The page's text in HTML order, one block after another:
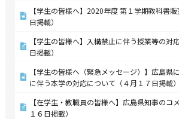
【学生の皆様へ】2020年度 第１学期教科書
日掲載）
【学生の皆様へ】入構禁止に伴う授業等の対
日掲載）
【学生の皆様へ（緊急メッセージ）】広島県
に伴う本学の対応について（４月１７日掲載）
【在学生・教職員の皆様へ】広島県知事のコ
１６日掲載）